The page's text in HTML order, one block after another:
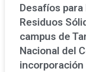
Desafíos
Residuos
campus de
Nacional del